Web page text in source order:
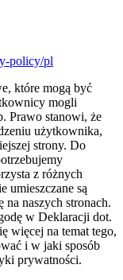
policy/pl
które mogą być
mogli
Prawo stanowi, że
użytkownika,
strony. Do
z różnych
są
na naszych stronach.
w Deklaracji dot.
więcej na temat tego,
i w jaki sposób
prywatności.